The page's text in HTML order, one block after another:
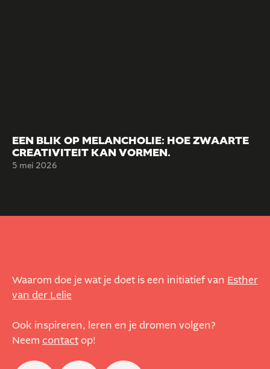
EEN BLIK OP MELANCHOLIE: HOE ZWAARTE
CREATIVITEIT KAN VORMEN.
5 mei 2026
Waarom doe je wat je doet is een initiatief van Esther
van der Lelie
Ook inspireren, leren en je dromen volgen?
Neem contactop!